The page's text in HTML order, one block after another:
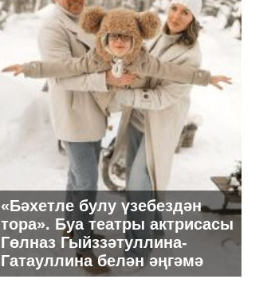
«Бәхетле булу үзебездән
тора». Буа театры актрисасы
Гөлназ Гыйззәтуллина-
Гатауллина белән әңгәмә